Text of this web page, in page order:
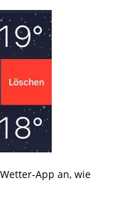
App an, wie